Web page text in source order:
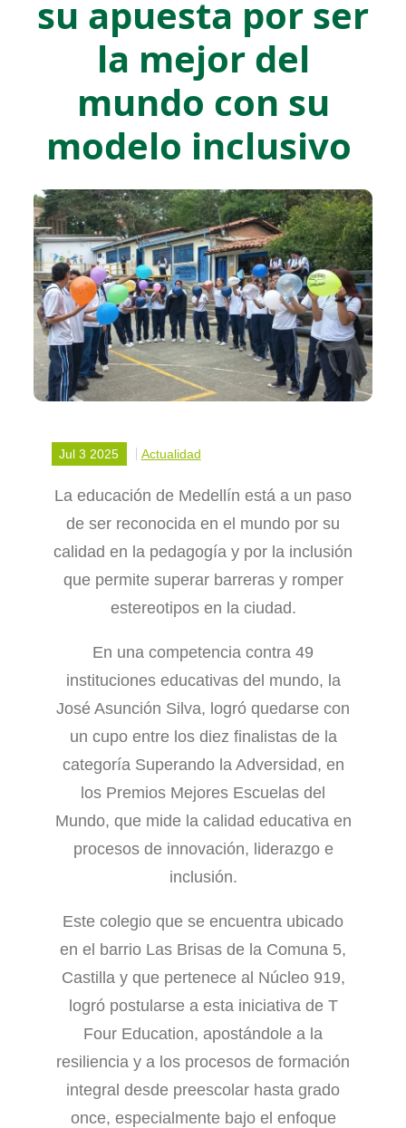
su apuesta por ser
la mejor del
mundo con su
modelo inclusivo
Jul 3 2025 Actualidad
La educación de Medellín está a un paso
de ser reconocida en el mundo por su
calidad en la pedagogía y por la inclusión
que permite superar barreras y romper
estereotipos en la ciudad.
En una competencia contra 49
instituciones educativas del mundo, la
José Asunción Silva, logró quedarse con
un cupo entre los diez finalistas de la
categoría Superando la Adversidad, en
los Premios Mejores Escuelas del
Mundo, que mide la calidad educativa en
procesos de innovación, liderazgo e
inclusión.
Este colegio que se encuentra ubicado
en el barrio Las Brisas de la Comuna 5,
Castilla y que pertenece al Núcleo 919,
logró postularse a esta iniciativa de T
Four Education, apostándole a la
resiliencia y a los procesos de formación
integral desde preescolar hasta grado
once, especialmente bajo el enfoque